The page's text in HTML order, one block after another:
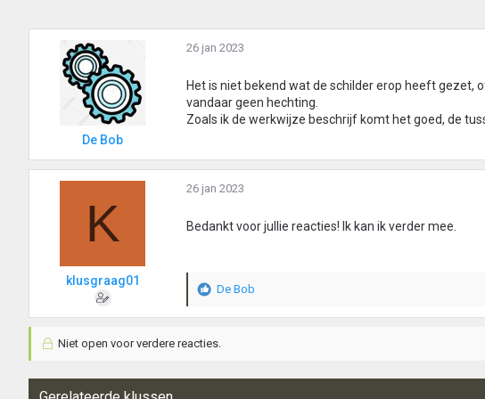
De Bob
26 jan 2023
Het is niet bekend wat de schilder erop heeft gezet,
vandaar geen hechting.
Zoals ik de werkwijze beschrijf komt het goed, de
K
klusgraag01
26 jan 2023
Bedankt voor jullie reacties! Ik kan ik verder mee.
W
r
e
De Bob
Niet open voor verdere reacties.